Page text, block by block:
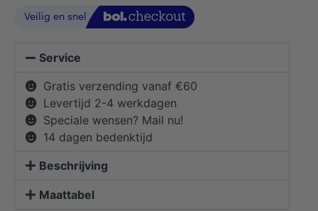
Service
Gratis verzending vanaf €60
Levertijd 2-4 werkdagen
Speciale wensen? Mail nu!
14 dagen bedenktijd
Beschrijving
Maattabel